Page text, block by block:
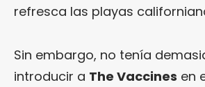
refresca las playas
Sin embargo, no tenía
introducir a The Vaccines en